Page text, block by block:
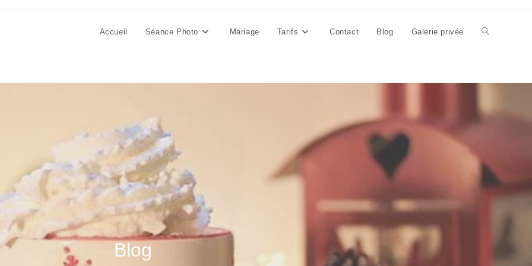
Accueil Séance Photo Mariage Tarifs Contact Blog Galerie privée Toggle
Blog